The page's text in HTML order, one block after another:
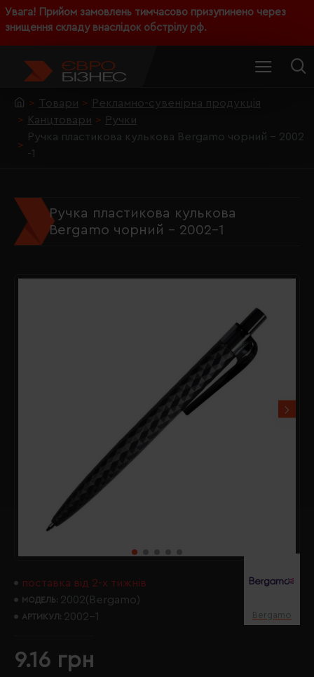
Увага! Прийом замовлень тимчасово призупинено через
знищення складу внаслідок обстрілу рф.
Товари
Рекламно-сувенірна продукція
Канцтовари
Ручки
Ручка пластикова кулькова Bergamo чорний - 2002
-1
Ручка пластикова кулькова
Bergamo чорний - 2002-1
поставка від 2-х тижнів
МОДЕЛЬ: 2002(Bergamo)
АРТИКУЛ: 2002-1 Bergamo
9.16 грн